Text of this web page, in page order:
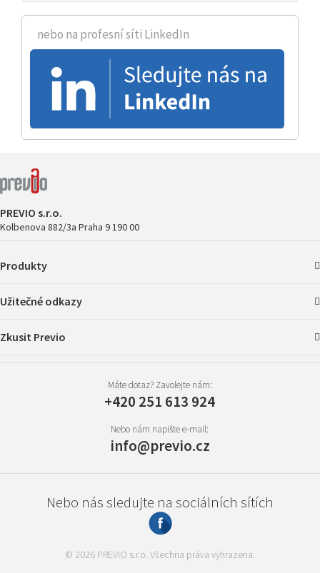
nebo na profesní síti LinkedIn
PREVIO s.r.o.
Kolbenova 882/3a Praha 9190 00
Produkty
Užitečné odkazy
Zkusit Previo
Máte dotaz? Zavolejte nám:
+420 251 613 924
Nebo nám napište e-mail:
info@previo.cz
Nebo nás sledujte na sociálních sítích
© 2026 PREVIO s.r.o. Všechna práva vyhrazena.